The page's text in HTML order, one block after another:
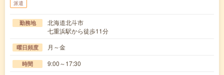
派遣
勤務地
北海道北斗市
七重浜駅から徒歩11分
曜日頻度 月～金
時間 9:00～17:30